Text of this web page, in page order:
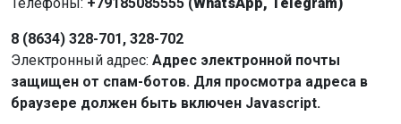
8 (8634) 328-701, 328-702
Электронный адрес: Адрес электронной почты
защищен от спам-ботов. Для просмотра адреса в
браузере должен быть включен Javascript.